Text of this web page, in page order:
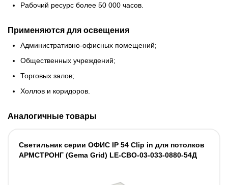
Рабочий ресурс более 50 000 часов.
Применяются для освещения
Административно-офисных помещений;
Общественных учреждений;
Торговых залов;
Холлов и коридоров.
Аналогичные товары
Светильник серии ОФИС IP 54 Clip in для потолков
АРМСТРОНГ (Gema Grid) LE-СВО-03-033-0880-54Д